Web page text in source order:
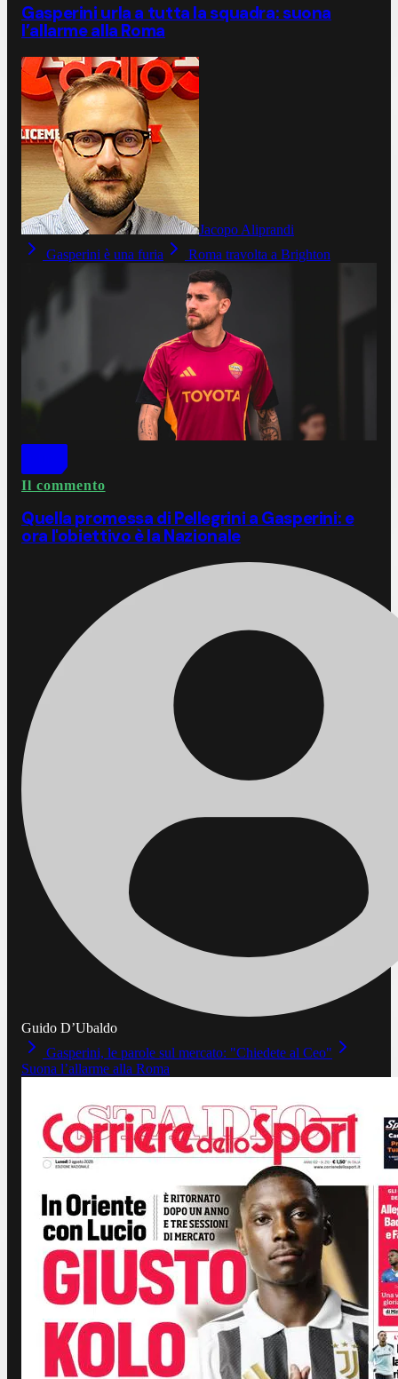
Gasperini urla a tutta la squadra: suona
l’allarme alla Roma
Jacopo Aliprandi
Gasperini è una furia
Roma travolta a Brighton
Il commento
Quella promessa di Pellegrini a Gasperini: e
ora l'obiettivo è la Nazionale
Guido D’Ubaldo
Gasperini, le parole sul mercato: "Chiedete al Ceo"
Suona l’allarme alla Roma